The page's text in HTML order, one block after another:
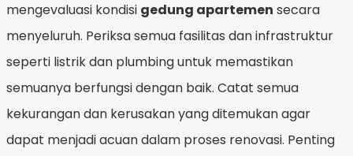
mengevaluasi kondisi gedung apartemen secara
menyeluruh. Periksa semua fasilitas dan infrastruktur
seperti listrik dan plumbing untuk memastikan
semuanya berfungsi dengan baik. Catat semua
kekurangan dan kerusakan yang ditemukan agar
dapat menjadi acuan dalam proses renovasi. Penting